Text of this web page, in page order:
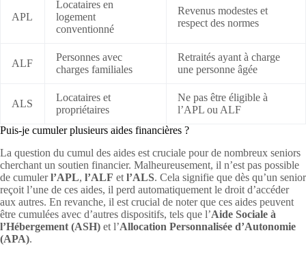
APL
Locataires en
logement
conventionné
Revenus modestes et
respect des normes
ALF
Personnes avec
charges familiales
Retraités ayant à charge
une personne âgée
ALS
Locataires et
propriétaires
Ne pas être éligible à
l’APL ou ALF
Puis-je cumuler plusieurs aides financières ?
La question du cumul des aides est cruciale pour de nombreux seniors
cherchant un soutien financier. Malheureusement, il n’est pas possible
de cumulerl’APL, l’ALF et l’ALS. Cela signifie que dès qu’un senior
reçoit l’une de ces aides, il perd automatiquement le droit d’accéder
aux autres. En revanche, il est crucial de noter que ces aides peuvent
être cumulées avec d’autres dispositifs, tels que l’Aide Sociale à
l’Hébergement (ASH) et l’Allocation Personnalisée d’Autonomie
(APA).